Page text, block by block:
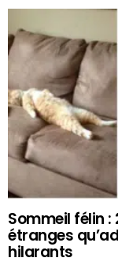
Sommeil félin
étranges
hilarants